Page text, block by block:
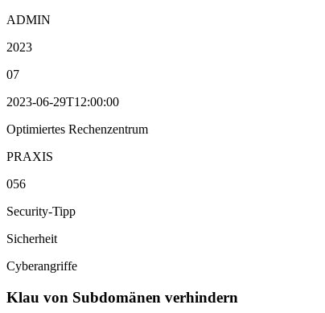
ADMIN
2023
07
2023-06-29T12:00:00
Optimiertes Rechenzentrum
PRAXIS
056
Security-Tipp
Sicherheit
Cyberangriffe
Klau von Subdomänen verhindern